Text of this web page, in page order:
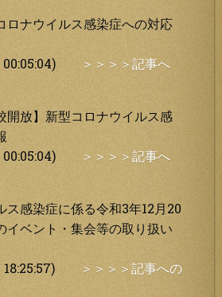
ロナウイルス感染症への対応
00:05:04)
＞＞＞＞記事へ
開放】新型コロナウイルス感
00:05:04)
＞＞＞＞記事へ
ス感染症に係る令和3年12月20
イベント・集会等の取り扱い
18:25:57)
＞＞＞＞記事への